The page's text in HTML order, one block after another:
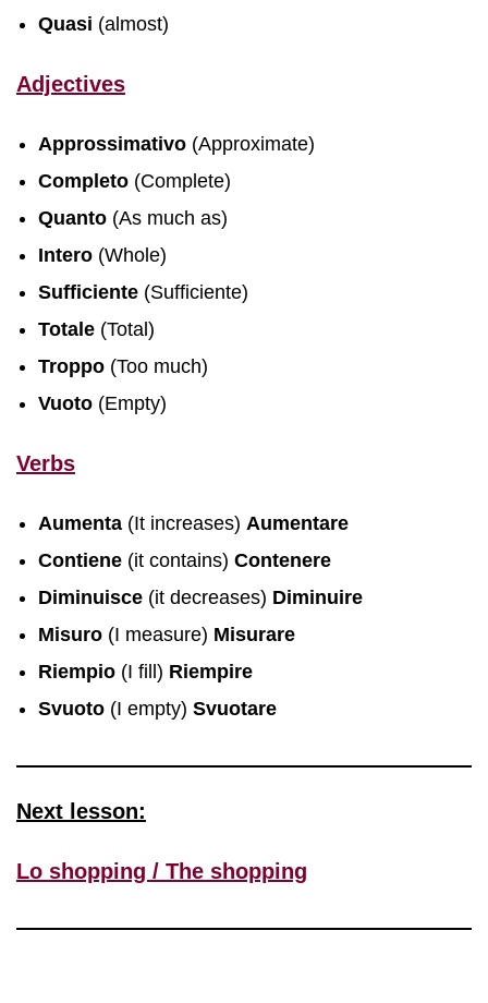
Quasi (almost)
Adjectives
Approssimativo (Approximate)
Completo (Complete)
Quanto (As much as)
Intero (Whole)
Sufficiente (Sufficiente)
Totale (Total)
Troppo (Too much)
Vuoto (Empty)
Verbs
Aumenta (It increases) Aumentare
Contiene (it contains) Contenere
Diminuisce (it decreases) Diminuire
Misuro (I measure) Misurare
Riempio (I fill) Riempire
Svuoto (I empty) Svuotare
Next lesson:
Lo shopping / The shopping